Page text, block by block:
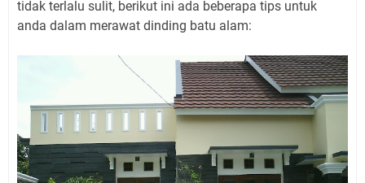
tidak terlalu sulit, berikut ini ada beberapa tips untuk
anda dalam merawat dinding batu alam: